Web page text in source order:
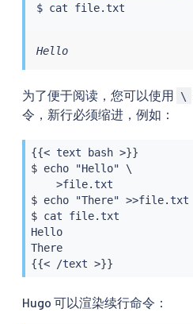
$ cat
Hello
为了便于阅读，您可以使用 \
令，新行必须缩进，例如：
{{< text bash >}}
$ echo "Hello" \
    >file.txt
$ echo "There" >>file.txt
$ cat file.txt
Hello
There
{{< /text >}}
Hugo 可以渲染续行命令：